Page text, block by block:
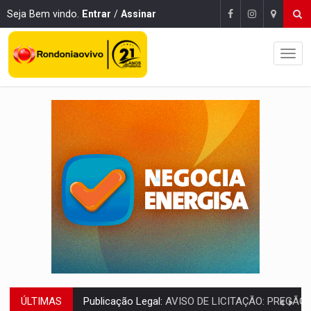
Seja Bem vindo. Entrar / Assinar
ÚLTIMAS Publicação Legal: AVISO DE LICITAÇÃO: PREGÃO ELETRÔNICO Nº